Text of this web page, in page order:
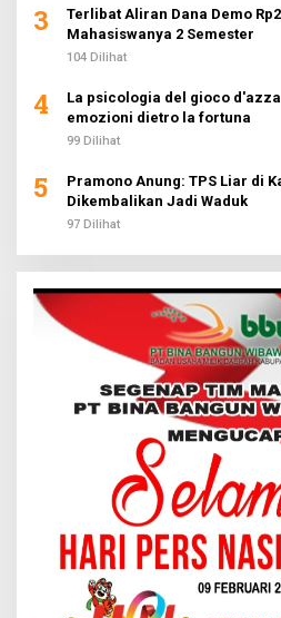
3
Terlibat Aliran Dana Demo
Mahasiswanya 2 Semester
104 Dilihat
4
La psicologia del gioco
emozioni dietro la fortuna
99 Dilihat
5
Pramono Anung: TPS Liar di
Dikembalikan Jadi Waduk
97 Dilihat